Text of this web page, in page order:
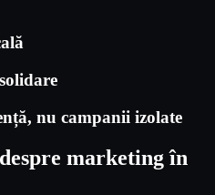
nu campanii izolate
marketing în